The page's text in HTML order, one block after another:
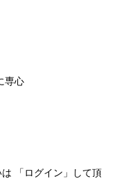
専心
「ログイン」して頂